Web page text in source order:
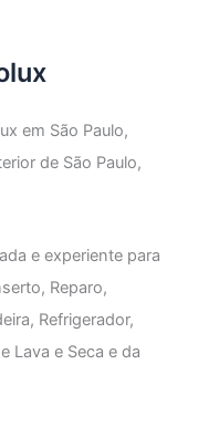
em São Paulo,
de São Paulo,
e experiente para
Reparo,
Refrigerador,
Lava e Seca e da